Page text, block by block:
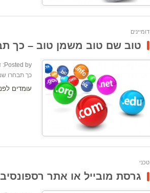
דומיינים
טוב שם טוב משמן טוב – כך
Posted by:
כך תבחרו שם
עומדים
טכני
גרסת מובייל או אתר